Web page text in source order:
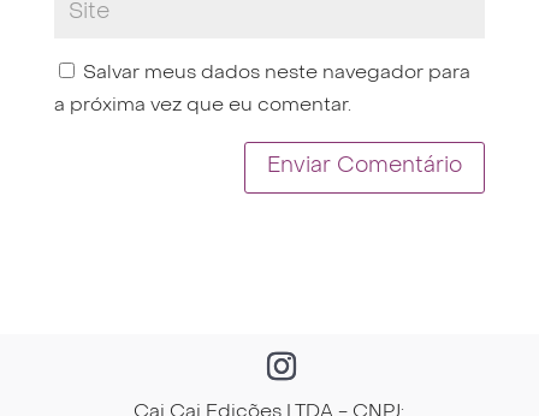
Salvar meus dados neste navegador para
a próxima vez que eu comentar.
Cai Cai Edições LTDA - CNPJ: